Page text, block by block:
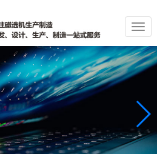
切
换
导
航